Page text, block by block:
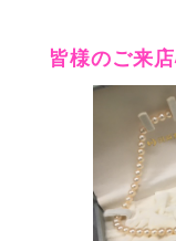
皆様のご来